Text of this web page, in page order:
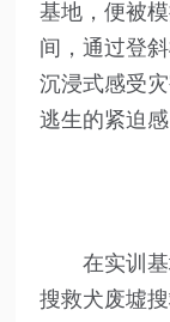
基地，便被
间，通过登
沉浸式感受
逃生的紧迫感
在实训
搜救犬废墟